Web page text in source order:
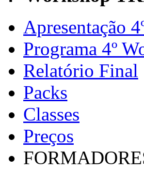
Apresentação
Programa 4º
Relatório Final
Packs
Classes
Preços